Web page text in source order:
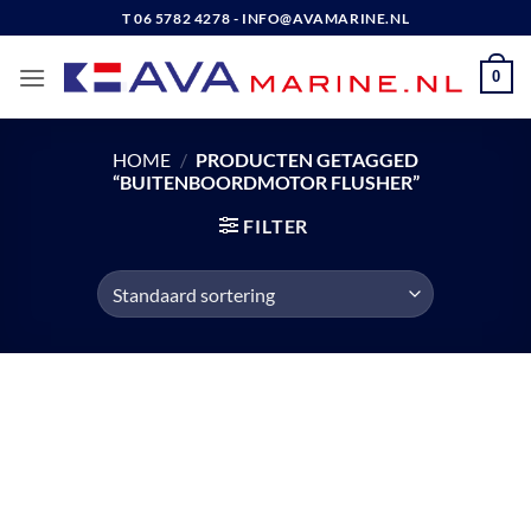
naar
inhoud
T 06 5782 4278 - INFO@AVAMARINE.NL
0
HOME / PRODUCTEN GETAGGED
“BUITENBOORDMOTOR FLUSHER”
FILTER